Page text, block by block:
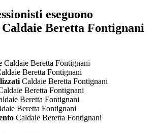
eseguono
Beretta Fontignani
Caldaie Beretta Fontignani
Beretta Fontignani
Caldaie Beretta Fontignani
Beretta Fontignani
Beretta Fontignani
Beretta Fontignani
Caldaie Beretta Fontignani